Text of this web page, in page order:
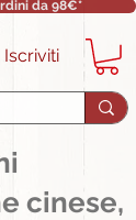
da 98€*
Iscriviti
cinese,